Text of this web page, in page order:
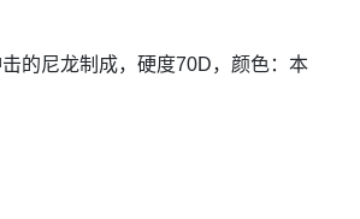
的尼龙制成，硬度70D，颜色：本